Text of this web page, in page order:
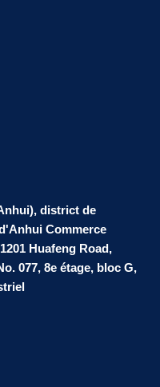
district de
Commerce
Huafeng Road,
077, 8e étage, bloc G,